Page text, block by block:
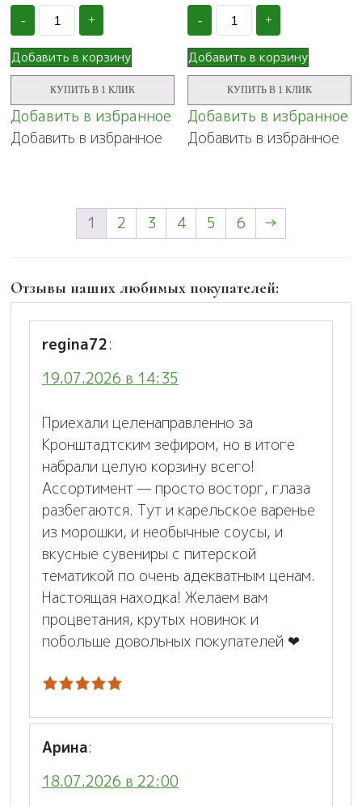
- Количество
Подарочный
набор
драже
"Орешки
ягоды
в
глазури",
200
+
Добавить в корзину
КУПИТЬ В 1 КЛИК
Добавить в избранное
Добавить в избранное
- Количество
Ананас
и
помело,
подарочная
упаковка
200
гр
+
Добавить в корзину
КУПИТЬ В 1 КЛИК
Добавить в избранное
Добавить в избранное
1 2 3 4 5 6 →
Отзывы наших любимых покупателей:
regina72:
19.07.2026 в 14:35
Приехали целенаправленно за
Кронштадтским зефиром, но в итоге
набрали целую корзину всего!
Ассортимент — просто восторг, глаза
разбегаются. Тут и карельское варенье
из морошки, и необычные соусы, и
вкусные сувениры с питерской
тематикой по очень адекватным ценам.
Настоящая находка! Желаем вам
процветания, крутых новинок и
побольше довольных покупателей ❤
Арина:
18.07.2026 в 22:00